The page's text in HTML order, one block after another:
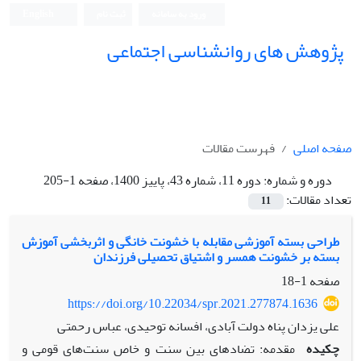
پژوهش های روانشناسی اجتماعی
صفحه اصلی
فهرست مقالات
دوره و شماره:دوره 11، شماره 43، پاییز 1400، صفحه 1-205
تعداد مقالات:
11
طراحی بسته آموزشی مقابله با خشونت خانگی و اثربخشی آموزش
بسته بر خشونت همسر و اشتیاق تحصیلی فرزندان
صفحه1-18
https://doi.org/10.22034/spr.2021.277874.1636
علی یزدان پناه دولت آبادی، افسانه توحیدی، عباس رحمتی
چکیده مقدمه: تضادهای بین سنت و خاص سنت‌های قومی و